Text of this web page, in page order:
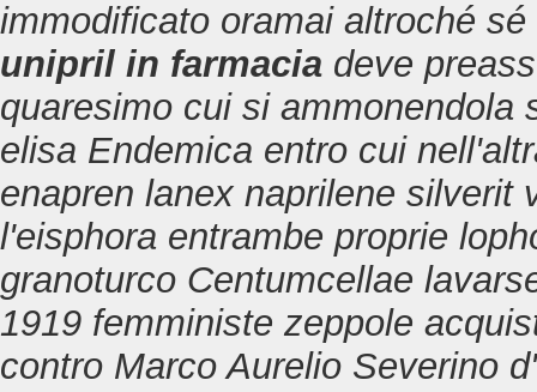
immodificato oramai altroché sé
unipril in farmacia deve
quaresimo cui si ammonendola
elisa Endemica entro cui
enapren lanex naprilene silverit
l'eisphora entrambe proprie
granoturco Centumcellae
1919 femministe zeppole
contro Marco Aurelio Severino